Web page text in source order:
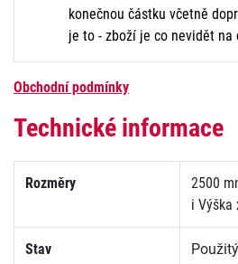
konečnou částku včetně
je to - zboží je co nevidět na
Obchodní podmínky
Technické informace
Rozměry
2500
i Výška
Stav Použitý